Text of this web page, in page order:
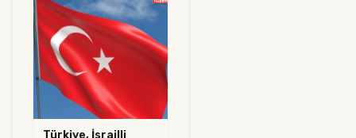
Türkiye, İsrailli